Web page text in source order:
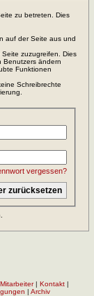
zu betreten. Dies
auf der Seite aus und
zuzugreifen. Dies
Benutzers ändern
Funktionen
Schreibrechte
vergessen?
| Kontakt|
| Archiv